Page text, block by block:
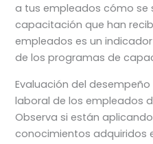
a tus empleados cómo se
capacitación que han
empleados es un
de los programas de
Evaluación del
laboral de los empleados
Observa si están
conocimientos adquiridos